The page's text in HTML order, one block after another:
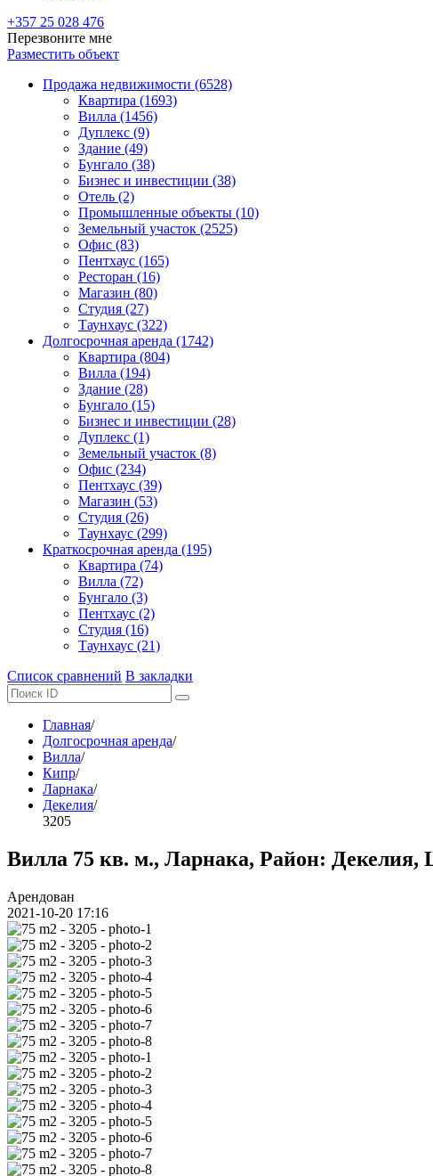
+357 25 028 476
Перезвоните мне
Разместить объект
Продажа недвижимости (6528)
Квартира (1693)
Вилла (1456)
Дуплекс (9)
Здание (49)
Бунгало (38)
Бизнес и инвестиции (38)
Отель (2)
Промышленные объекты (10)
Земельный участок (2525)
Офис (83)
Пентхаус (165)
Ресторан (16)
Магазин (80)
Студия (27)
Таунхаус (322)
Долгосрочная аренда (1742)
Квартира (804)
Вилла (194)
Здание (28)
Бунгало (15)
Бизнес и инвестиции (28)
Дуплекс (1)
Земельный участок (8)
Офис (234)
Пентхаус (39)
Магазин (53)
Студия (26)
Таунхаус (299)
Краткосрочная аренда (195)
Квартира (74)
Вилла (72)
Бунгало (3)
Пентхаус (2)
Студия (16)
Таунхаус (21)
Список сравнений В закладки
Главная/
Долгосрочная аренда/
Вилла/
Кипр/
Ларнака/
Декелия/
3205
Вилла 75 кв. м., Ларнака, Район: Декелия,
Арендован
2021-10-20 17:16